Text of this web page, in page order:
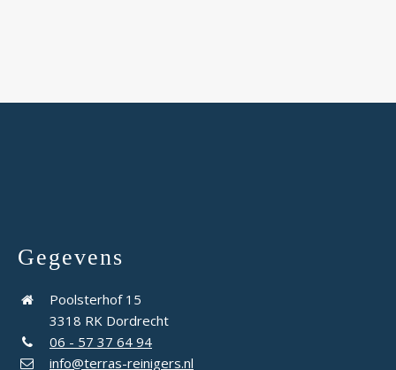
Gegevens
Poolsterhof 15
3318 RK Dordrecht
06 - 57 37 64 94
info@terras-reinigers.nl